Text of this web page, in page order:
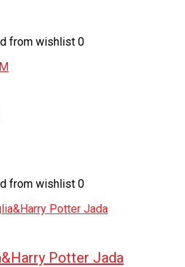
from wishlist 0
from wishlist 0
Potter Jada